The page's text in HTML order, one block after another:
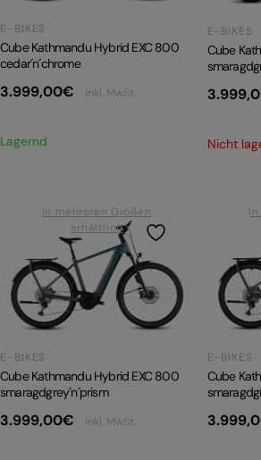
E-BIKES
Cube Kathmandu Hybrid EXC 800
cedar´n´chrome
3.999,00€ inkl. MwSt.
Lagernd
E-BIKES
Cube
Nicht
In mehreren Größen
erhältlich
E-BIKES
Cube Kathmandu Hybrid EXC 800
smaragdgrey´n´prism
3.999,00€ inkl. MwSt.
E-BIKES
Cube